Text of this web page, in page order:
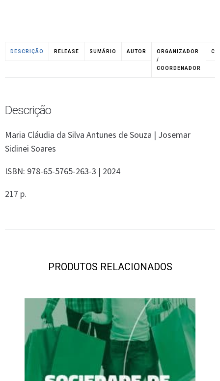
DESCRIÇÃO RELEASE SUMÁRIO AUTOR
ORGANIZADOR
/
COORDENADOR
Descrição
Maria Cláudia da Silva Antunes de Souza | Josemar
Sidinei Soares
ISBN: 978-65-5765-263-3 | 2024
217 p.
PRODUTOS RELACIONADOS